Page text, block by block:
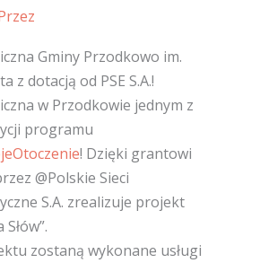
Gminy Przodkowo im.
z dotacją od PSE S.A.!
w Przodkowie jednym z
programu
! Dzięki grantowi
@Polskie Sieci
S.A. zrealizuje projekt
zostaną wykonane usługi